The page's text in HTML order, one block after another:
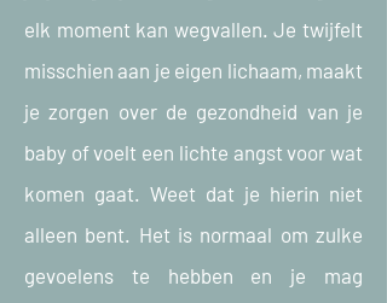
elk moment kan wegvallen. Je twijfelt
misschien aan je eigen lichaam, maakt
je zorgen over de gezondheid van je
baby of voelt een lichte angst voor wat
komen gaat. Weet dat je hierin niet
alleen bent. Het is normaal om zulke
gevoelens te hebben en je mag